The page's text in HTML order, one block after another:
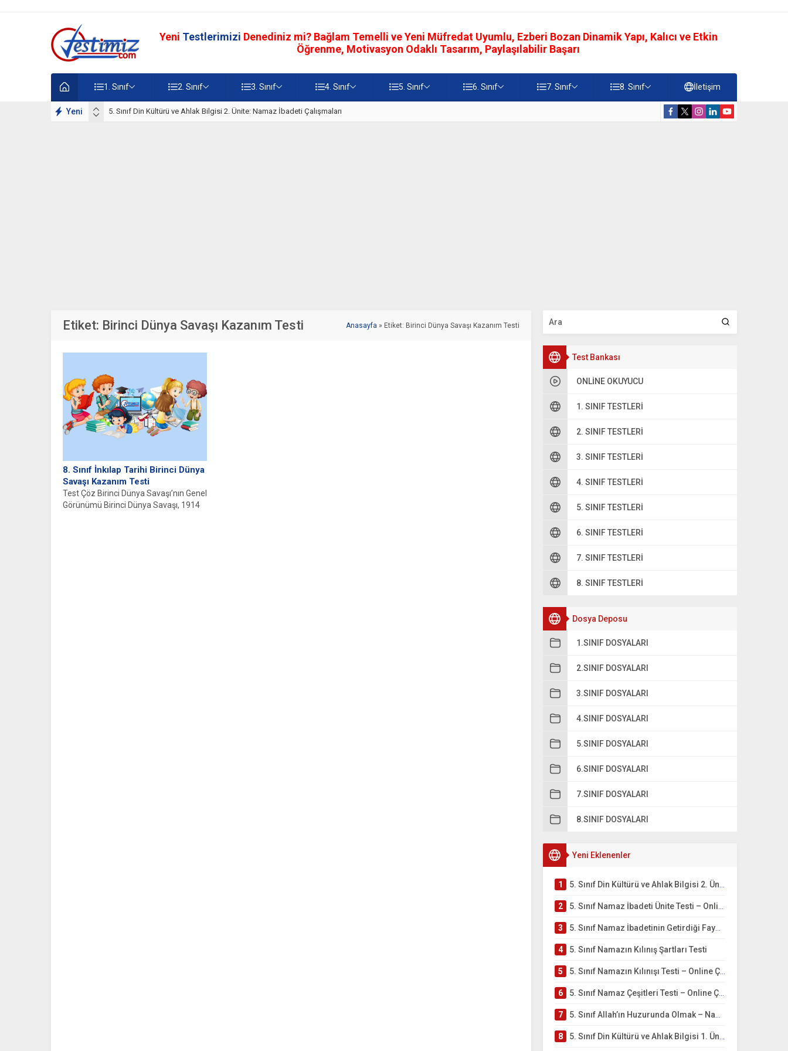
Yeni Testlerimizi Denediniz mi? Bağlam Temelli ve Yeni Müfredat Uyumlu, Ezberi Bozan Dinamik Yapı, Kalıcı ve Etkin
Öğrenme, Motivasyon Odaklı Tasarım, Paylaşılabilir Başarı
1. Sınıf 2. Sınıf 3. Sınıf 4. Sınıf 5. Sınıf 6. Sınıf 7. Sınıf 8. Sınıf İletişim
Yeni 5. Sınıf Namaz İbadeti Ünite Testi – Online Çöz
Test Bankası
ONLINE OKUYUCU
1. SINIF TESTLERI
2. SINIF TESTLERI
3. SINIF TESTLERI
4. SINIF TESTLERI
5. SINIF TESTLERI
6. SINIF TESTLERI
7. SINIF TESTLERI
8. SINIF TESTLERI
Dosya Deposu
1.SINIF DOSYALARI
2.SINIF DOSYALARI
3.SINIF DOSYALARI
4.SINIF DOSYALARI
5.SINIF DOSYALARI
6.SINIF DOSYALARI
7.SINIF DOSYALARI
8.SINIF DOSYALARI
Yeni Eklenenler
1 5. Sınıf Din Kültürü ve Ahlak Bilgisi 2. Ünite: Namaz İbadeti Çalışmaları
2 5. Sınıf Namaz İbadeti Ünite Testi – Online Çöz
3 5. Sınıf Namaz İbadetinin Getirdiği Faydalar Testi
4 5. Sınıf Namazın Kılınış Şartları Testi
5 5. Sınıf Namazın Kılınışı Testi – Online Çöz
6 5. Sınıf Namaz Çeşitleri Testi – Online Çöz
7 5. Sınıf Allah’ın Huzurunda Olmak – Namaz İbadeti Testi
8 5. Sınıf Din Kültürü ve Ahlak Bilgisi 1. Ünite: Allah İnancı Çalışmaları
Etiket: Birinci Dünya Savaşı Kazanım Testi Anasayfa » Etiket: Birinci Dünya Savaşı Kazanım Testi
8. Sınıf İnkılap Tarihi Birinci Dünya
Savaşı Kazanım Testi
Test Çöz Birinci Dünya Savaşı’nın Genel
Görünümü Birinci Dünya Savaşı, 1914